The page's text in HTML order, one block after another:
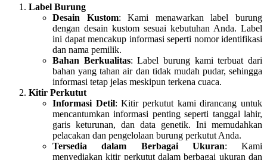
Label Burung
Desain Kustom: Kami menawarkan label burung
dengan desain kustom sesuai kebutuhan Anda. Label
ini dapat mencakup informasi seperti nomor identifikasi
dan nama pemilik.
Bahan Berkualitas: Label burung kami terbuat dari
bahan yang tahan air dan tidak mudah pudar, sehingga
informasi tetap jelas meskipun terkena cuaca.
Kitir Perkutut
Informasi Detil: Kitir perkutut kami dirancang untuk
mencantumkan informasi penting seperti tanggal lahir,
garis keturunan, dan data genetik. Ini memudahkan
pelacakan dan pengelolaan burung perkutut Anda.
Tersedia dalam Berbagai Ukuran: Kami
menyediakan kitir perkutut dalam berbagai ukuran dan